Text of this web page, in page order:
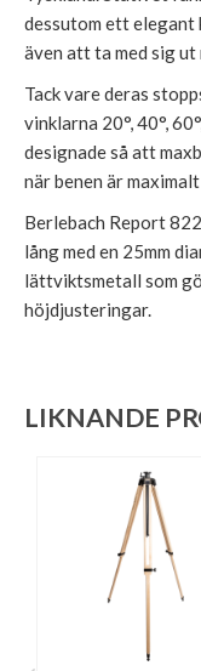
dessutom ett elegant
även att ta med sig ut
Tack vare deras
vinklarna 20°, 40°,
designade så att
när benen är
Berlebach Report
lång med en 25mm
lättviktsmetall som
höjdjusteringar.
LIKNANDE